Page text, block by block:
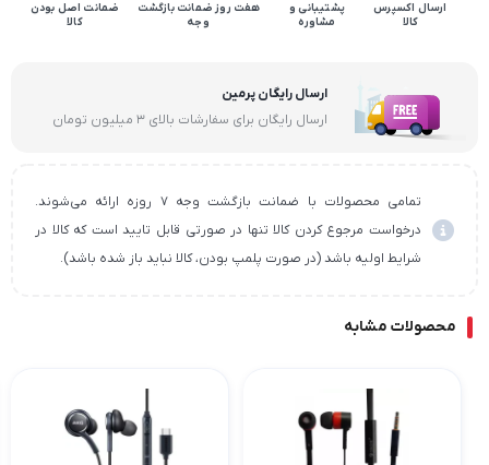
ارسال اکسپرس
کالا
پشتیبانی و
مشاوره
هفت روز ضمانت بازگشت
وجه
ضمانت اصل بودن
کالا
ارسال رایگان پرمین
ارسال رایگان برای سفارشات بالای ۳ میلیون تومان
تمامی محصولات با ضمانت بازگشت وجه ۷ روزه ارائه می‌شوند.
درخواست مرجوع کردن کالا تنها در صورتی قابل تایید است که کالا در
شرایط اولیه باشد (در صورت پلمپ بودن، کالا نباید باز شده باشد).
محصولات مشابه